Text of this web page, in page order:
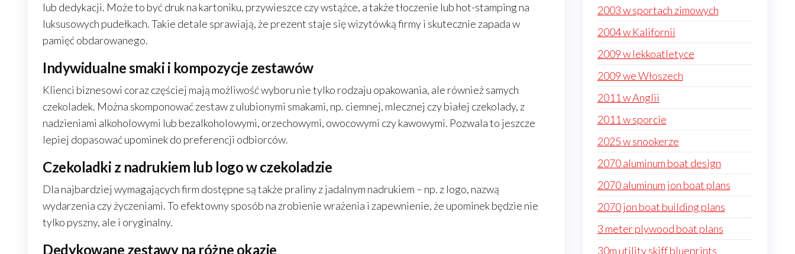
lub dedykacji. Może to być druk na kartoniku, przywieszce czy wstążce, a także tłoczenie lub hot-stamping na
luksusowych pudełkach. Takie detale sprawiają, że prezent staje się wizytówką firmy i skutecznie zapada w
pamięć obdarowanego.
Indywidualne smaki i kompozycje zestawów
Klienci biznesowi coraz częściej mają możliwość wyboru nie tylko rodzaju opakowania, ale również samych
czekoladek. Można skomponować zestaw z ulubionymi smakami, np. ciemnej, mlecznej czy białej czekolady, z
nadzieniami alkoholowymi lub bezalkoholowymi, orzechowymi, owocowymi czy kawowymi. Pozwala to jeszcze
lepiej dopasować upominek do preferencji odbiorców.
Czekoladki z nadrukiem lub logo w czekoladzie
Dla najbardziej wymagających firm dostępne są także praliny z jadalnym nadrukiem – np. z logo, nazwą
wydarzenia czy życzeniami. To efektowny sposób na zrobienie wrażenia i zapewnienie, że upominek będzie nie
tylko pyszny, ale i oryginalny.
Dedykowane zestawy na różne okazje
2003 w sportach zimowych
2004 w Kalifornii
2009 w lekkoatletyce
2009 we Włoszech
2011 w Anglii
2011 w sporcie
2025 w snookerze
2070 aluminum boat design
2070 aluminum jon boat plans
2070 jon boat building plans
3 meter plywood boat plans
30m utility skiff blueprints